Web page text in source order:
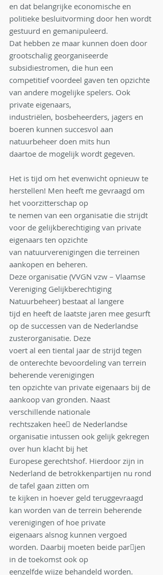
en dat belangrijke economische en
politieke besluitvorming door hen wordt
gestuurd en gemanipuleerd.
Dat hebben ze maar kunnen doen door
grootschalig georganiseerde
subsidiestromen, die hun een
competitief voordeel gaven ten opzichte
van andere mogelijke spelers. Ook
private eigenaars,
industriëlen, bosbeheerders, jagers en
boeren kunnen succesvol aan
natuurbeheer doen mits hun
daartoe de mogelijk wordt gegeven.
Het is tijd om het evenwicht opnieuw te
herstellen! Men heeft me gevraagd om
het voorzitterschap op
te nemen van een organisatie die strijdt
voor de gelijkberechtiging van private
eigenaars ten opzichte
van natuurverenigingen die terreinen
aankopen en beheren.
Deze organisatie (VVGN vzw – Vlaamse
Vereniging Gelijkberechtiging
Natuurbeheer) bestaat al langere
tijd en heeft de laatste jaren mee gesurft
op de successen van de Nederlandse
zusterorganisatie. Deze
voert al een tiental jaar de strijd tegen
de onterechte bevoordeling van terrein
beherende verenigingen
ten opzichte van private eigenaars bij de
aankoop van gronden. Naast
verschillende nationale
rechtszaken hee􀅌 de Nederlandse
organisatie intussen ook gelijk gekregen
over hun klacht bij het
Europese gerechtshof. Hierdoor zijn in
Nederland de betrokkenpartijen nu rond
de tafel gaan zitten om
te kijken in hoever geld teruggevraagd
kan worden van de terrein beherende
verenigingen of hoe private
eigenaars alsnog kunnen vergoed
worden. Daarbij moeten beide par􀆟jen
in de toekomst ook op
eenzelfde wijze behandeld worden.